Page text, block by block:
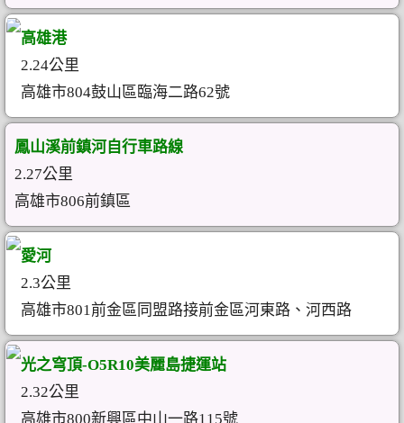
高雄港
2.24公里
高雄市804鼓山區臨海二路62號
鳳山溪前鎮河自行車路線
2.27公里
高雄市806前鎮區
愛河
2.3公里
高雄市801前金區同盟路接前金區河東路、河西路
光之穹頂-O5R10美麗島捷運站
2.32公里
高雄市800新興區中山一路115號